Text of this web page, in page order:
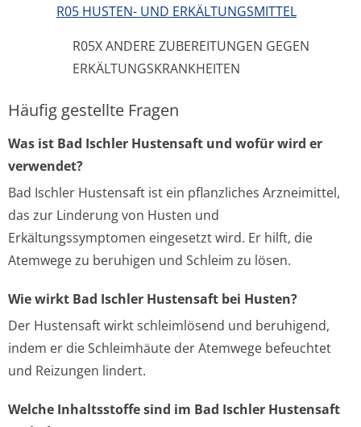
R05 HUSTEN- UND ERKÄLTUNGSMITTEL
R05X ANDERE ZUBEREITUNGEN GEGEN
ERKÄLTUNGSKRANKHEITEN
Häufig gestellte Fragen
Was ist Bad Ischler Hustensaft und wofür wird er
verwendet?
Bad Ischler Hustensaft ist ein pflanzliches Arzneimittel,
das zur Linderung von Husten und
Erkältungssymptomen eingesetzt wird. Er hilft, die
Atemwege zu beruhigen und Schleim zu lösen.
Wie wirkt Bad Ischler Hustensaft bei Husten?
Der Hustensaft wirkt schleimlösend und beruhigend,
indem er die Schleimhäute der Atemwege befeuchtet
und Reizungen lindert.
Welche Inhaltsstoffe sind im Bad Ischler Hustensaft